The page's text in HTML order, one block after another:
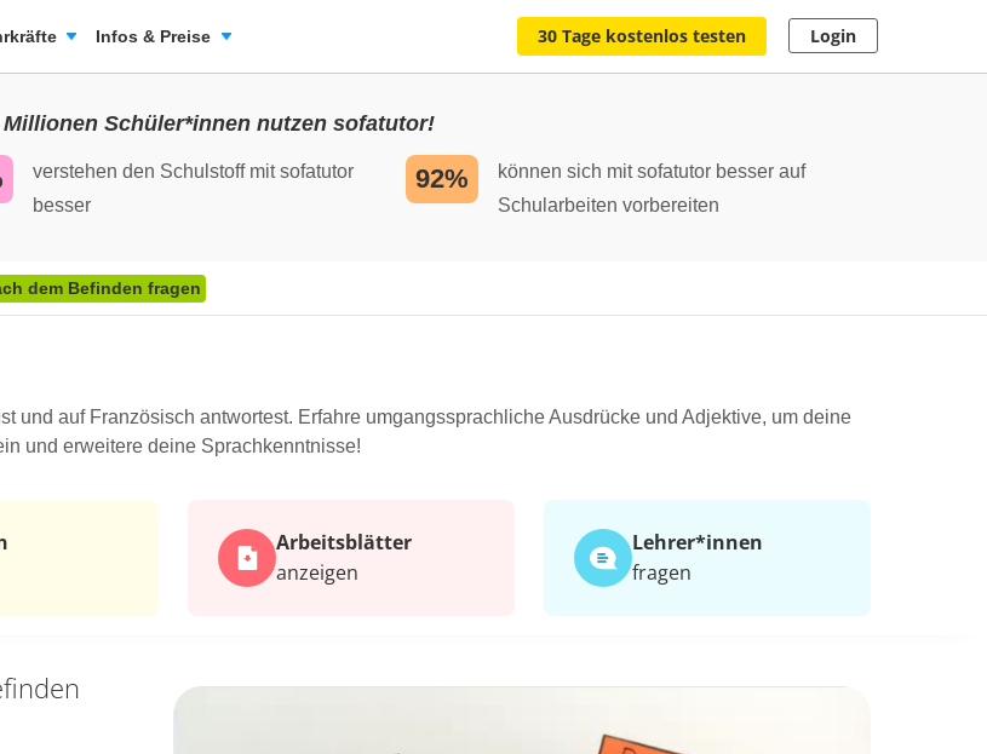
Infos & Preise 30 Tage kostenlos testen Login
Millionen Schüler*innen nutzen sofatutor!
verstehen den Schulstoff mit sofatutor
besser
92%
können sich mit sofatutor besser auf
Schularbeiten vorbereiten
dem Befinden fragen
und auf Französisch antwortest. Erfahre umgangssprachliche Ausdrücke und Adjektive, um deine
und erweitere deine Sprachkenntnisse!
Arbeits­blätter
anzeigen
Lehrer*​innen
fragen